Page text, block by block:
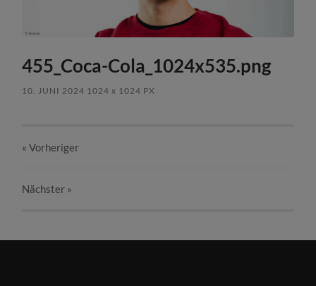
455_Coca-Cola_1024x535.png
10. JUNI 2024 1024x 1024 PX
« Vorheriger
Nächster »